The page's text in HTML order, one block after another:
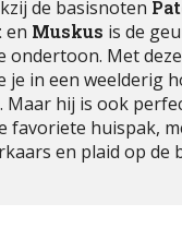
de basisnoten
en Muskus is de
ondertoon. Met
je in een weelderig
Maar hij is ook
favoriete huispak,
en plaid op de